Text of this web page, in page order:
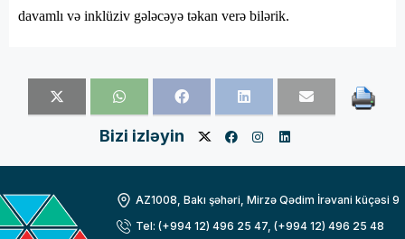
davamlı və inklüziv gələcəyə təkan verə bilərik.
Bizi izləyin
AZ1008, Bakı şəhəri, Mirzə Qədim İrəvani küçəsi 9
Tel: (+994 12) 496 25 47, (+994 12) 496 25 48